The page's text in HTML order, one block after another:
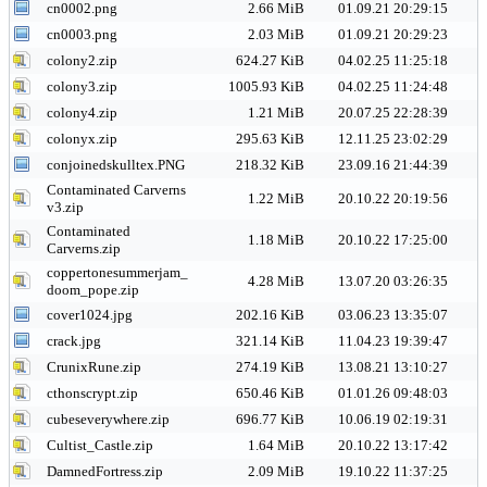
cn0002.png 2.66 MiB
01.09.21 20:29:15
cn0003.png
2.03 MiB
01.09.21 20:29:23
colony2.zip
624.27 KiB
04.02.25 11:25:18
colony3.zip
1005.93 KiB
04.02.25 11:24:48
colony4.zip
1.21 MiB
20.07.25 22:28:39
colonyx.zip
295.63 KiB
12.11.25 23:02:29
conjoinedskulltex.PNG
218.32 KiB
23.09.16 21:44:39
Contaminated Carverns
v3.zip
1.22 MiB
20.10.22 20:19:56
Contaminated
Carverns.zip
1.18 MiB
20.10.22 17:25:00
coppertonesummerjam_
doom_pope.zip
4.28 MiB 13.07.20 03:26:35
cover1024.jpg 202.16 KiB
03.06.23 13:35:07
crack.jpg
321.14 KiB
11.04.23 19:39:47
CrunixRune.zip
274.19 KiB
13.08.21 13:10:27
cthonscrypt.zip
650.46 KiB
01.01.26 09:48:03
cubeseverywhere.zip
696.77 KiB
10.06.19 02:19:31
Cultist_Castle.zip
1.64 MiB
20.10.22 13:17:42
DamnedFortress.zip
2.09 MiB
19.10.22 11:37:25